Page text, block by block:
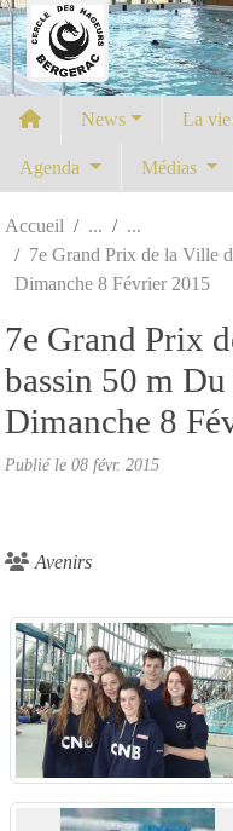
News La
Agenda Médias
Accueil
7e Grand Prix de la Ville
Dimanche 8 Février 2015
7e Grand Prix
bassin 50 m
Dimanche 8
Publié le 08 févr. 2015
Avenirs
Panneau de gestion des